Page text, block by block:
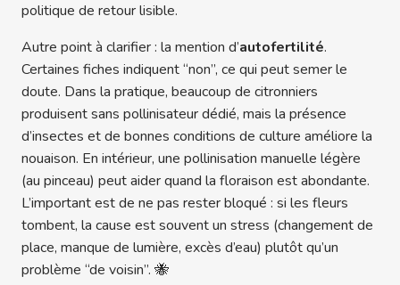
politique de retour lisible.
Autre point à clarifier : la mention d’autofertilité.
Certaines fiches indiquent “non”, ce qui peut semer le
doute. Dans la pratique, beaucoup de citronniers
produisent sans pollinisateur dédié, mais la présence
d’insectes et de bonnes conditions de culture améliore la
nouaison. En intérieur, une pollinisation manuelle légère
(au pinceau) peut aider quand la floraison est abondante.
L’important est de ne pas rester bloqué : si les fleurs
tombent, la cause est souvent un stress (changement de
place, manque de lumière, excès d’eau) plutôt qu’un
problème “de voisin”. 🐝